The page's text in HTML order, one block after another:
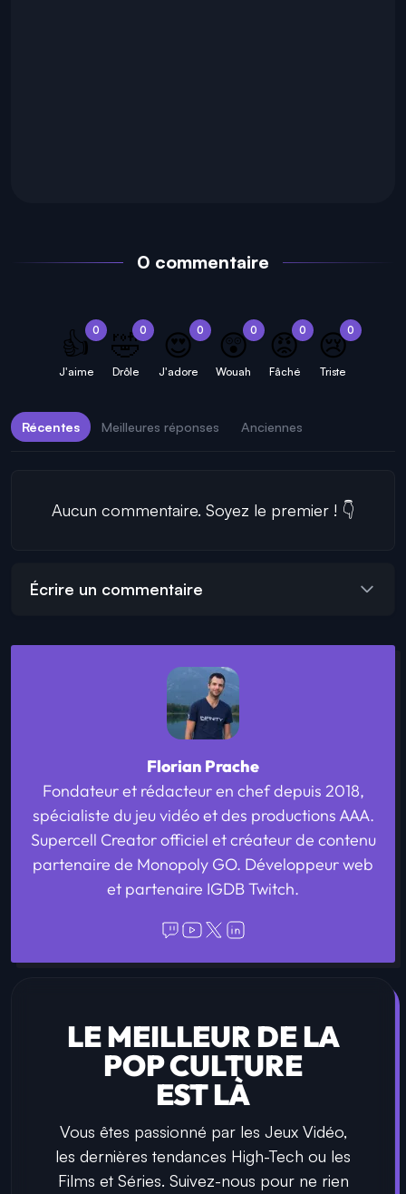
0 commentaire
0
👍
J'aime
0
🤣
Drôle
0
😍
J'adore
0
😲
Wouah
0
😡
Fâché
0
😢
Triste
Récentes Meilleures réponses Anciennes
Aucun commentaire. Soyez le premier ! 👇
Écrire un commentaire
Florian Prache
Fondateur et rédacteur en chef depuis 2018,
spécialiste du jeu vidéo et des productions AAA.
Supercell Creator officiel et créateur de contenu
partenaire de Monopoly GO. Développeur web
et partenaire IGDB Twitch.
LE MEILLEUR DE LA
POP CULTURE
EST LÀ
Vous êtes passionné par les Jeux Vidéo,
les dernières tendances High-Tech ou les
Films et Séries. Suivez-nous pour ne rien